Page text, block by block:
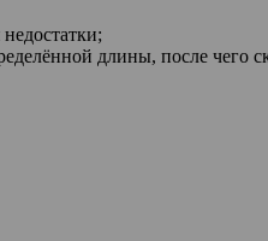
длины, после чего